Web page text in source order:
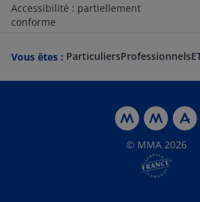
Accessibilité : partiellement
conforme
Vous êtes : ParticuliersProfessionnels
© MMA 2026